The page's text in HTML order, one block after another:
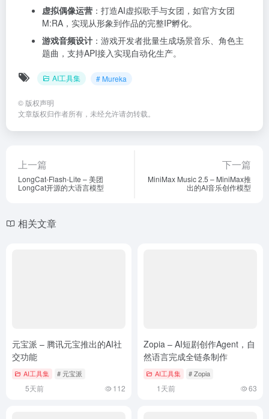
虚拟偶像运营 ：打造AI虚拟歌手与女团，如官方女团
M:RA，实现从形象到作品的完整IP孵化。
游戏音频设计 ：游戏开发者批量生成场景音乐、角色主
题曲，支持API接入实现自动化生产。
AI工具集 # Mureka
© 版权声明
文章版权归作者所有，未经允许请勿转载。
上一篇
LongCat-Flash-Lite – 美团
LongCat开源的大语言模型
下一篇
MiniMax Music 2.5 – MiniMax推
出的AI音乐创作模型
相关文章
元宝派 – 腾讯元宝推出的AI社
交功能
AI工具集 # 元宝派
5天前 112
Zopia – AI短剧创作Agent，自
然语言完成全链条制作
AI工具集 # Zopia
1天前 63